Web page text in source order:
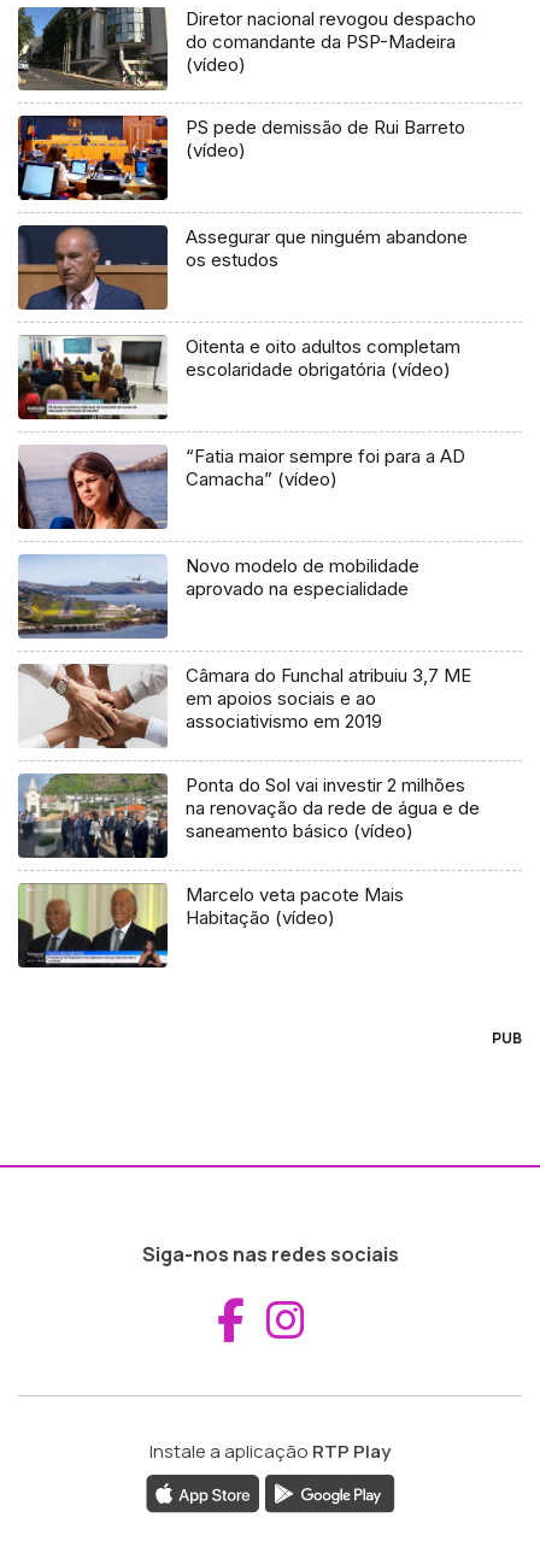
Diretor nacional revogou despacho
do comandante da PSP-Madeira
(vídeo)
PS pede demissão de Rui Barreto
(vídeo)
Assegurar que ninguém abandone
os estudos
Oitenta e oito adultos completam
escolaridade obrigatória (vídeo)
“Fatia maior sempre foi para a AD
Camacha” (vídeo)
Novo modelo de mobilidade
aprovado na especialidade
Câmara do Funchal atribuiu 3,7 ME
em apoios sociais e ao
associativismo em 2019
Ponta do Sol vai investir 2 milhões
na renovação da rede de água e de
saneamento básico (vídeo)
Marcelo veta pacote Mais
Habitação (vídeo)
PUB
Siga-nos nas redes sociais
Aceder ao
Instale a aplicação RTP Play